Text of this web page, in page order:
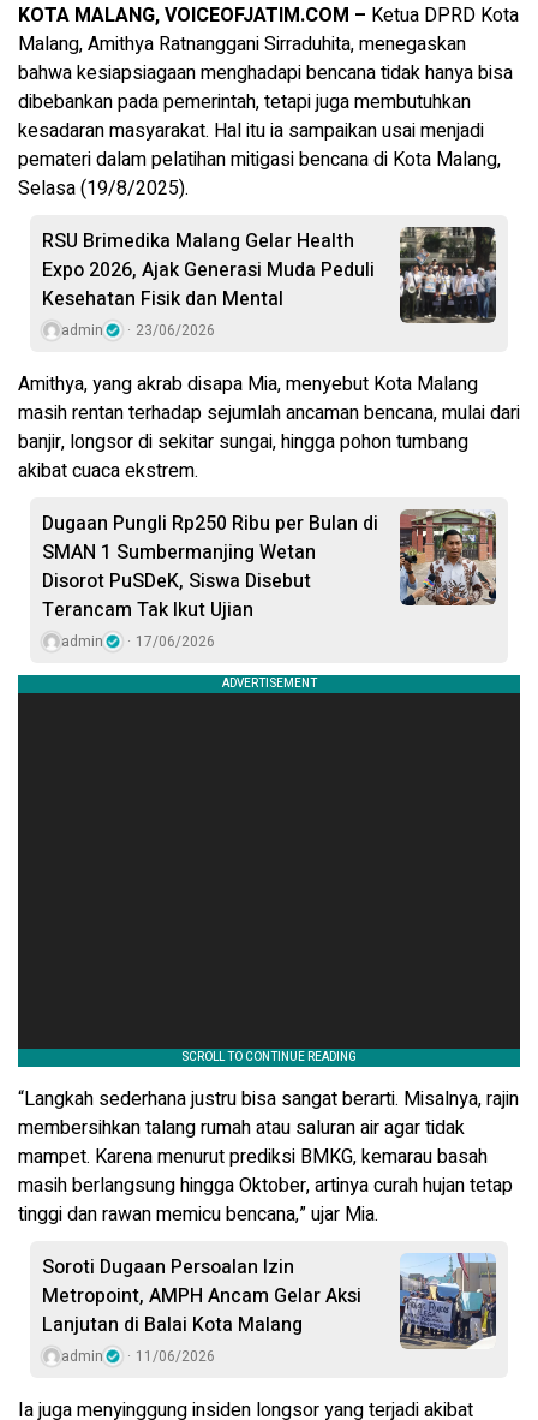
KOTA MALANG, VOICEOFJATIM.COM – Ketua DPRD Kota
Malang, Amithya Ratnanggani Sirraduhita, menegaskan
bahwa kesiapsiagaan menghadapi bencana tidak hanya bisa
dibebankan pada pemerintah, tetapi juga membutuhkan
kesadaran masyarakat. Hal itu ia sampaikan usai menjadi
pemateri dalam pelatihan mitigasi bencana di Kota Malang,
Selasa (19/8/2025).
RSU Brimedika Malang Gelar Health
Expo 2026, Ajak Generasi Muda Peduli
Kesehatan Fisik dan Mental
admin 23/06/2026
Amithya, yang akrab disapa Mia, menyebut Kota Malang
masih rentan terhadap sejumlah ancaman bencana, mulai dari
banjir, longsor di sekitar sungai, hingga pohon tumbang
akibat cuaca ekstrem.
Dugaan Pungli Rp250 Ribu per Bulan di
SMAN 1 Sumbermanjing Wetan
Disorot PuSDeK, Siswa Disebut
Terancam Tak Ikut Ujian
admin 17/06/2026
“Langkah sederhana justru bisa sangat berarti. Misalnya, rajin
membersihkan talang rumah atau saluran air agar tidak
mampet. Karena menurut prediksi BMKG, kemarau basah
masih berlangsung hingga Oktober, artinya curah hujan tetap
tinggi dan rawan memicu bencana,” ujar Mia.
Soroti Dugaan Persoalan Izin
Metropoint, AMPH Ancam Gelar Aksi
Lanjutan di Balai Kota Malang
admin 11/06/2026
Ia juga menyinggung insiden longsor yang terjadi akibat